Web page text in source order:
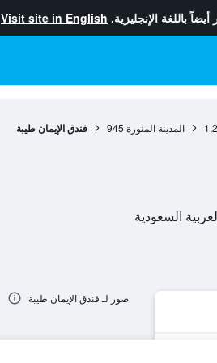
أيضاً باللغة الإنجليزية. Visit site in English
المدينة المنورة 945 فندق الإيمان طيبة
السعودية
صور لـ فندق الإيمان طيبة